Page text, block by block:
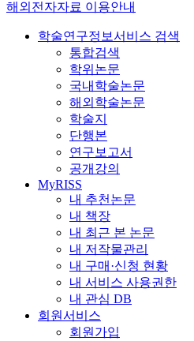
해외전자자료 이용안내
학술연구정보서비스 검색
통합검색
학위논문
국내학술논문
해외학술논문
학술지
단행본
연구보고서
공개강의
MyRISS
내 추천논문
내 책장
내 최근 본 논문
내 저작물관리
내 구매·신청 현황
내 서비스 사용권한
내 관심 DB
회원서비스
회원가입